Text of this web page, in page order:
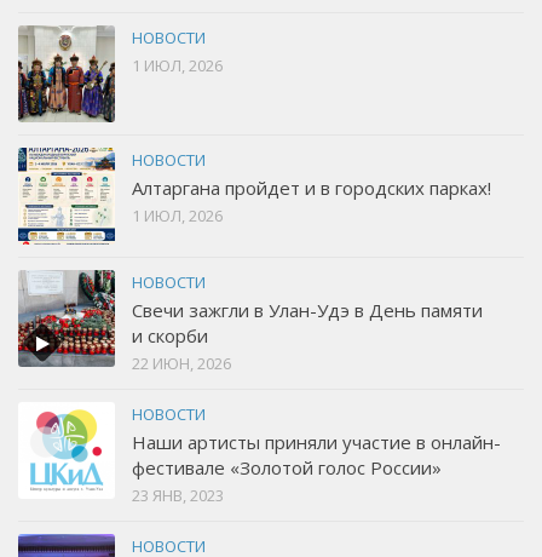
НОВОСТИ
1 ИЮЛ, 2026
НОВОСТИ
Алтаргана пройдет и в городских парках!
1 ИЮЛ, 2026
НОВОСТИ
Свечи зажгли в Улан-Удэ в День памяти
и скорби
22 ИЮН, 2026
НОВОСТИ
Наши артисты приняли участие в онлайн-
фестивале «Золотой голос России»
23 ЯНВ, 2023
НОВОСТИ